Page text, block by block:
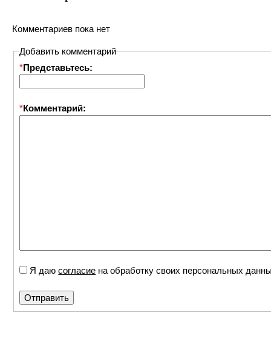
Комментариев пока нет
Добавить комментарий
*Представьтесь:
*Комментарий:
Я даюсогласие на обработку своих персональных